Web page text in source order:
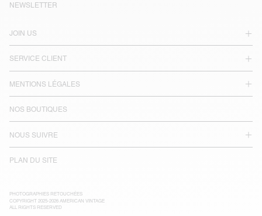
JOIN US
SERVICE CLIENT
MENTIONS LÉGALES
NOS BOUTIQUES
NOUS SUIVRE
PLAN DU SITE
NEWSLETTER
PHOTOGRAPHIES RETOUCHÉES
COPYRIGHT 2025-2026 AMERICAN VINTAGE
ALL RIGHTS RESERVED